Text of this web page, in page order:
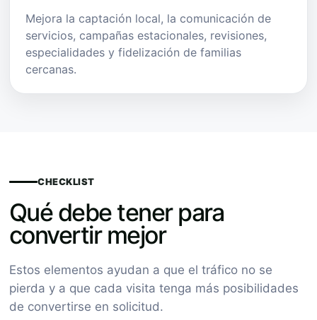
Mejora la captación local, la comunicación de
servicios, campañas estacionales, revisiones,
especialidades y fidelización de familias
cercanas.
CHECKLIST
Qué debe tener para
convertir mejor
Estos elementos ayudan a que el tráfico no se
pierda y a que cada visita tenga más posibilidades
de convertirse en solicitud.